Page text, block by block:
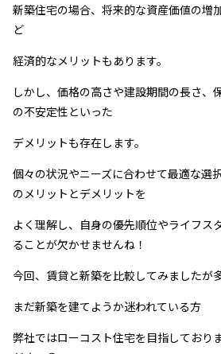
新築住宅の場合、将来的な資産価値の増
ど
経済的なメリットもあります。
しかし、価格の高さや建設期間の長さ、
の不安定性といった
デメリットも存在します。
個々の状況やニーズに合わせて最適な選
のメリットとデメリットを
よく理解し、自身の優先順位やライフス
ることが欠かせませんね！
今回、賃貸と新築を比較してみましたが
まだ新築を建てようか迷われている方
弊社ではローコスト住宅を目指しており